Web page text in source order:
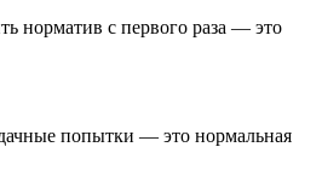
норматив с первого раза — это
попытки — это нормальная